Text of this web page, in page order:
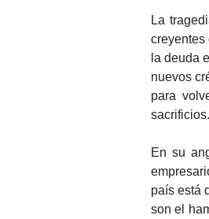
La
creyentes
la deuda
nuevos
para
sacrificios.
En su
país está
son el